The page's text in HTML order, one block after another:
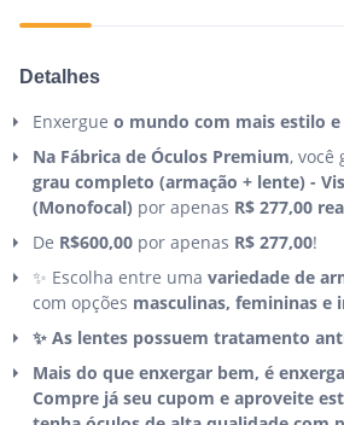
Detalhes
Enxergue o mundo com mais estilo
Na Fábrica de Óculos Premium, você
grau completo (armação + lente) -
(Monofocal) por apenas R$ 277,00
De R$600,00 por apenas R$ 277,00!
✨ Escolha entre uma variedade de
com opções masculinas, femininas e
✨ As lentes possuem tratamento
Mais do que enxergar bem, é
Compre já seu cupom e aproveite